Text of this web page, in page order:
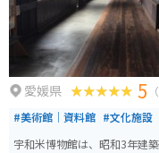
愛媛県 5
#美術館｜資料館 #文化施設
宇和米博物館は、昭和3年建